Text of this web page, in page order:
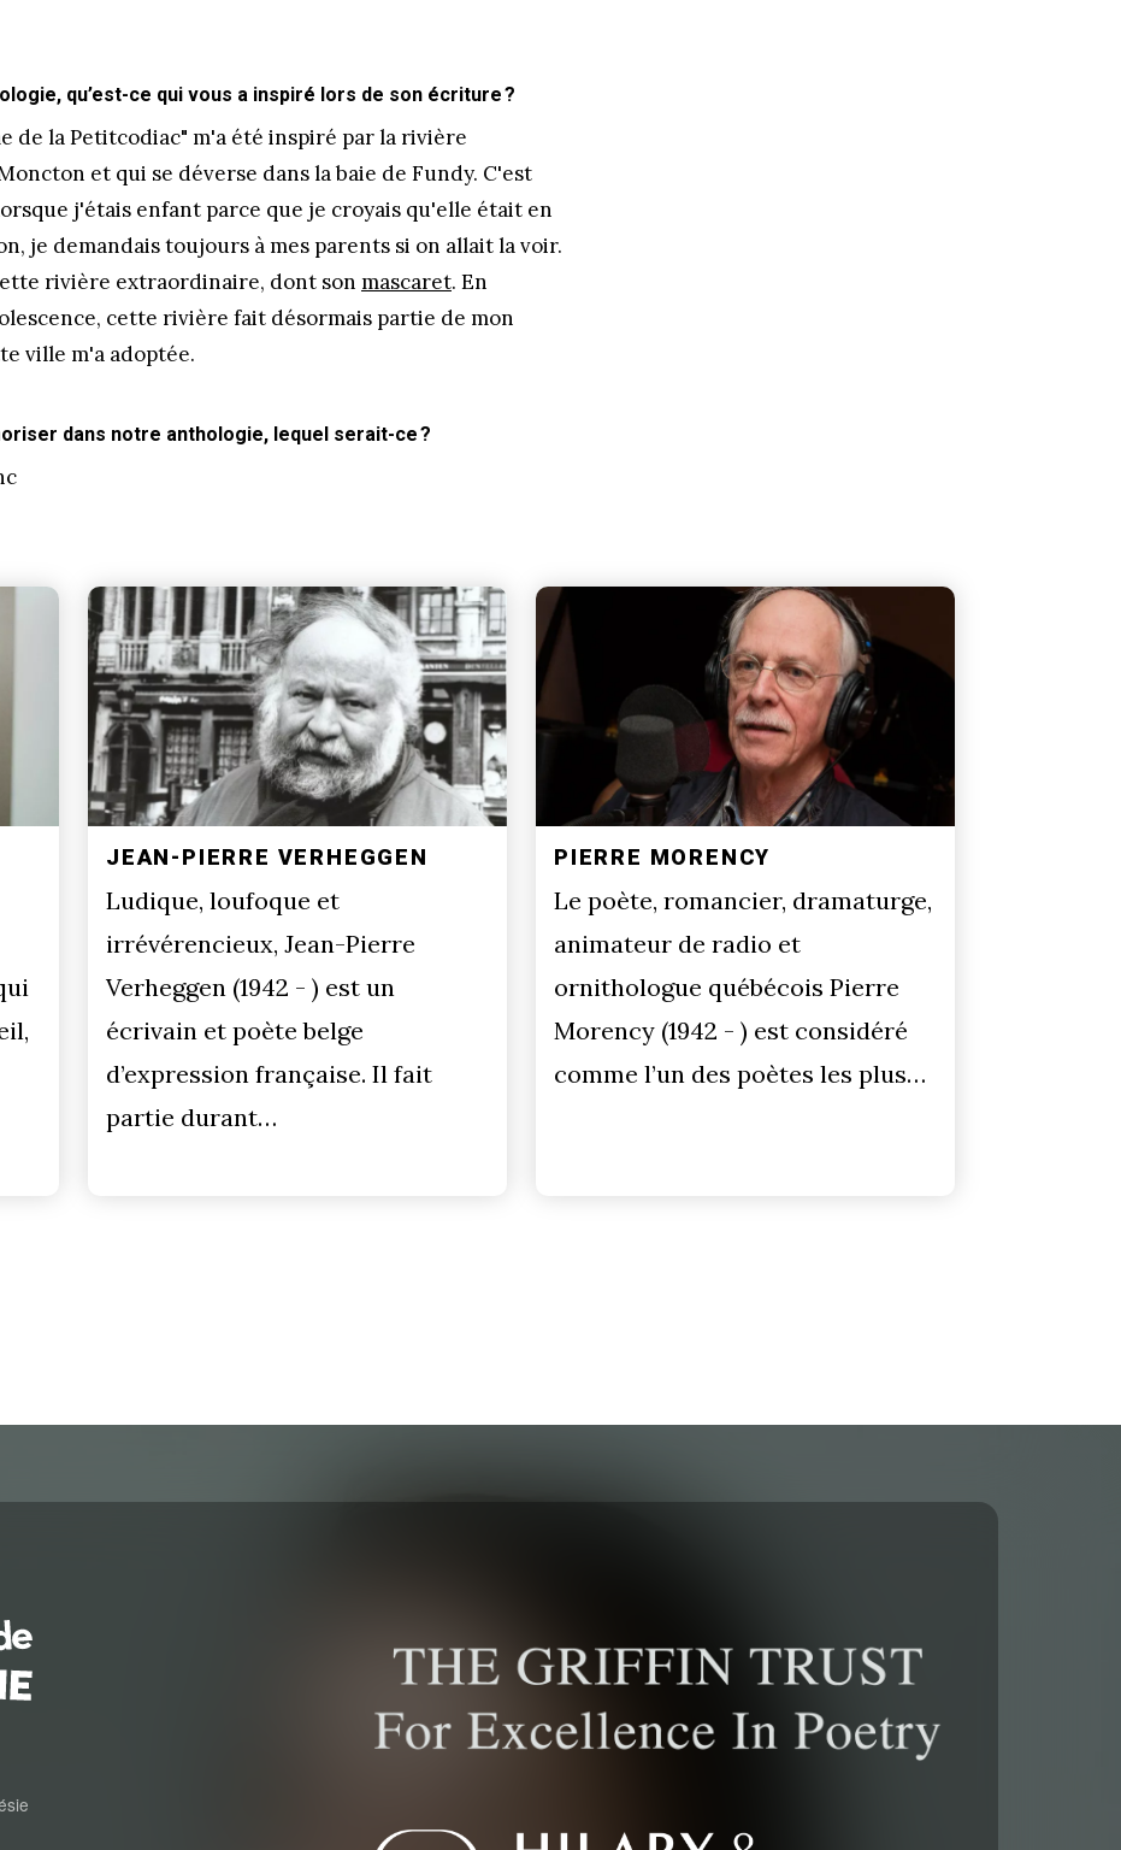
qu’est-ce qui vous a inspiré lors de son écriture ?
de la Petitcodiac" m'a été inspiré par la rivière
et qui se déverse dans la baie de Fundy. C'est
j'étais enfant parce que je croyais qu'elle était en
je demandais toujours à mes parents si on allait la voir.
rivière extraordinaire, dont son mascaret. En
cette rivière fait désormais partie de mon
ville m'a adoptée.
dans notre anthologie, lequel serait-ce ?
JEAN-PIERRE VERHEGGEN
Ludique, loufoque et
irrévérencieux, Jean-Pierre
Verheggen (1942 - ) est un
écrivain et poète belge
d’expression française. Il fait
partie durant…
PIERRE MORENCY
Le poète, romancier, dramaturge,
animateur de radio et
ornithologue québécois Pierre
Morency (1942 - ) est considéré
comme l’un des poètes les plus…